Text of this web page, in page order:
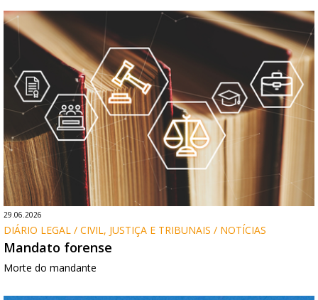
29.06.2026
DIÁRIO LEGAL / CIVIL, JUSTIÇA E TRIBUNAIS / NOTÍCIAS
Mandato forense
Morte do mandante